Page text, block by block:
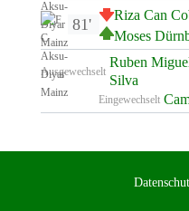
Riza Can
Moses
81'
Ausgewechselt
Ruben
Silva
Eingewechselt